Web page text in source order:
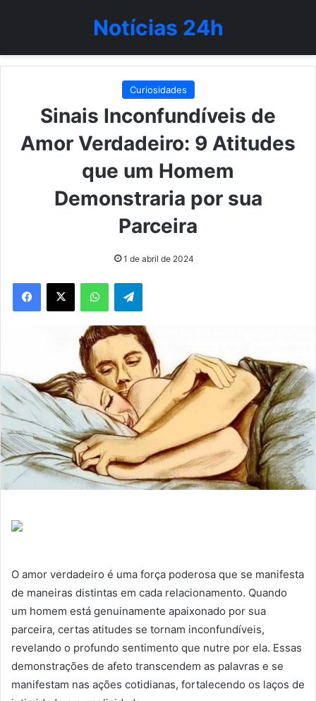
Notícias 24h
Curiosidades
Sinais Inconfundíveis de
Amor Verdadeiro: 9 Atitudes
que um Homem
Demonstraria por sua
Parceira
1 de abril de 2024
WhatsAppTelegram
O amor verdadeiro é uma força poderosa que se manifesta
de maneiras distintas em cada relacionamento. Quando
um homem está genuinamente apaixonado por sua
parceira, certas atitudes se tornam inconfundíveis,
revelando o profundo sentimento que nutre por ela. Essas
demonstrações de afeto transcendem as palavras e se
manifestam nas ações cotidianas, fortalecendo os laços de